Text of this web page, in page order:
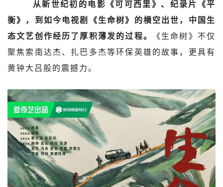
从新世纪初的电影《可可西里》、纪录片《平
衡》，到如今电视剧《生命树》的横空出世，中国生
态文艺创作经历了厚积薄发的过程。
《生命树》不仅
聚焦索南达杰、扎巴多杰等环保英雄的故事，更具有
黄钟大吕般的震撼力。